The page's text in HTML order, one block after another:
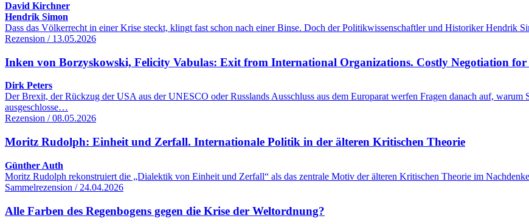
David Kirchner
Hendrik Simon
Dass das Völkerrecht in einer Krise steckt, klingt fast schon nach einer Binse. Doch der Politikwissenschaftler und Historiker
Rezension / 13.05.2026
Inken von Borzyskowski, Felicity Vabulas: Exit from International Organizations. Costly Negotiation
Dirk Peters
Der Brexit, der Rückzug der USA aus der UNESCO oder Russlands Ausschluss aus dem Europarat werfen Fragen danach auf, warum
ausgeschlosse…
Rezension / 08.05.2026
Moritz Rudolph: Einheit und Zerfall. Internationale Politik in der älteren Kritischen Theorie
Günther Auth
Moritz Rudolph rekonstruiert die „Dialektik von Einheit und Zerfall“ als das zentrale Motiv der älteren Kritischen Theorie im
Sammelrezension / 24.04.2026
Alle Farben des Regenbogens gegen die Krise der Weltordnung?